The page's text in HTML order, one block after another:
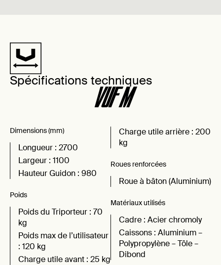
Spécifications techniques
VUF M
Dimensions (mm)
Longueur : 2700
Largeur : 1100
Hauteur Guidon : 980
Poids
Poids du Triporteur : 70
kg
Poids max de l’utilisateur
: 120 kg
Charge utile avant : 25 kg
Charge utile arrière : 200
kg
Roues renforcées
Roue à bâton (Aluminium)
Matériaux utilisés
Cadre : Acier chromoly
Caissons : Aluminium –
Polypropylène – Tôle –
Dibond